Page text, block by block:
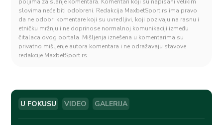
poljima za slanje komentara. Komentari koji su napisani velikim
slovima neće biti odobreni. Redakcija MaxbetSport.rs ima pravo
da ne odobri komentare koji su uvredljivi, koji pozivaju na rasnu i
etničku mržnju i ne doprinose normalnoj komunikaciji između
čitalaca ovog portala. Mišljenja iznešena u komentarima su
privatno mišljenje autora komentara i ne odražavaju stavove
redakcije MaxbetSport.rs.
U FOKUSU VIDEO GALERIJA